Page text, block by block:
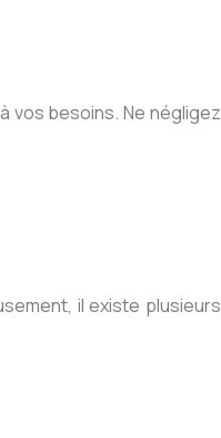
vos besoins. Ne négligez
il existe plusieurs